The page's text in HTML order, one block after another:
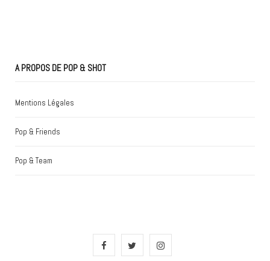
A PROPOS DE POP & SHOT
Mentions Légales
Pop & Friends
Pop & Team
F I